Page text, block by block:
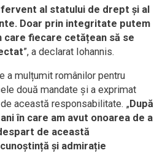
al statului de drept și al
Doar prin integritate putem
fiecare cetățean să se
”, a declarat Iohannis.
a mulțumit românilor pentru
două mandate și a exprimat
această responsabilitate. „După
în care am avut onoarea de a
de această
și admirație